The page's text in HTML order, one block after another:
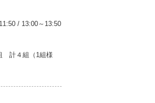
/ 13:00～13:50
計４組（1組様